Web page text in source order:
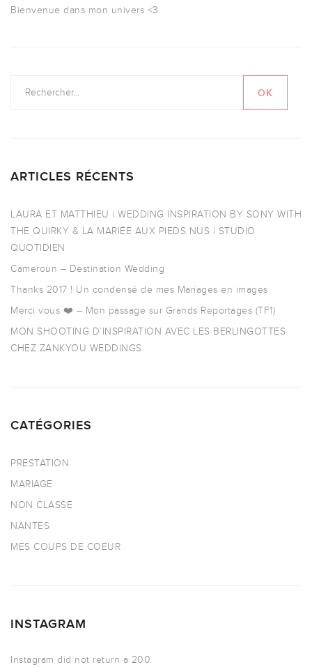
Bienvenue dans mon univers <3
ARTICLES RÉCENTS
LAURA ET MATTHIEU | WEDDING INSPIRATION BY SONY WITH
THE QUIRKY & LA MARIÉE AUX PIEDS NUS | STUDIO
QUOTIDIEN
Cameroun – Destination Wedding
Thanks 2017 ! Un condensé de mes Mariages en images
Merci vous ❤️ – Mon passage sur Grands Reportages (TF1)
MON SHOOTING D’INSPIRATION AVEC LES BERLINGOTTES
CHEZ ZANKYOU WEDDINGS
CATÉGORIES
PRESTATION
MARIAGE
NON CLASSE
NANTES
MES COUPS DE COEUR
INSTAGRAM
Instagram did not return a 200.